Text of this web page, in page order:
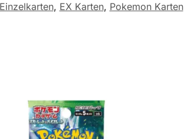
Einzelkarten, EX Karten, Pokemon Karten